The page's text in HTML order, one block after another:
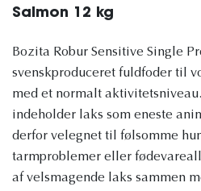
Salmon 12 kg
Bozita Robur Sensitive Single
svenskproduceret fuldfoder til
med et normalt
indeholder laks som eneste
derfor velegnet til følsomme
tarmproblemer eller
af velsmagende laks sammen